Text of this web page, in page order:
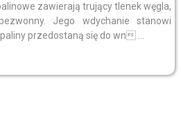
zawierają trujący tlenek węgla,
Jego wdychanie stanowi
przedostaną się do wn ...